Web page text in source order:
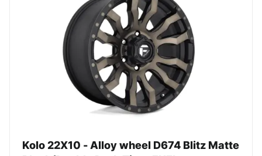
Kolo 22X10 - Alloy wheel D674 Blitz Matte